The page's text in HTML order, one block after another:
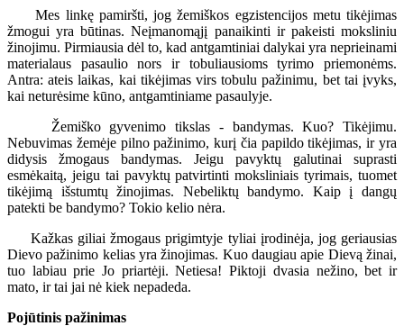
Mes linkę pamiršti, jog žemiškos egzistencijos metu tikėjimas
žmogui yra būtinas. Neįmanomąjį panaikinti ir pakeisti moksliniu
žinojimu. Pirmiausia dėl to, kad antgamtiniai dalykai yra neprieinami
materialaus pasaulio nors ir tobuliausioms tyrimo priemonėms.
Antra: ateis laikas, kai tikėjimas virs tobulu pažinimu, bet tai įvyks,
kai neturėsime kūno, antgamtiniame pasaulyje.
Žemiško gyvenimo tikslas - bandymas. Kuo? Tikėjimu.
Nebuvimas žemėje pilno pažinimo, kurį čia papildo tikėjimas, ir yra
didysis žmogaus bandymas. Jeigu pavyktų galutinai suprasti
esmėkaitą, jeigu tai pavyktų patvirtinti moksliniais tyrimais, tuomet
tikėjimą išstumtų žinojimas. Nebeliktų bandymo. Kaip į dangų
patekti be bandymo? Tokio kelio nėra.
Kažkas giliai žmogaus prigimtyje tyliai įrodinėja, jog geriausias
Dievo pažinimo kelias yra žinojimas. Kuo daugiau apie Dievą žinai,
tuo labiau prie Jo priartėji. Netiesa! Piktoji dvasia nežino, bet ir
mato, ir tai jai nė kiek nepadeda.
Pojūtinis pažinimas